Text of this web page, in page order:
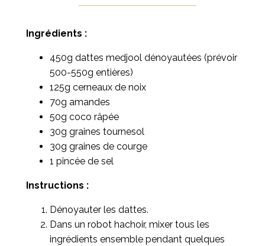
Ingrédients :
450g dattes medjool dénoyautées (prévoir
500-550g entières)
125g cerneaux de noix
70g amandes
50g coco râpée
30g graines tournesol
30g graines de courge
1 pincée de sel
Instructions :
Dénoyauter les dattes.
Dans un robot hachoir, mixer tous les
ingrédients ensemble pendant quelques